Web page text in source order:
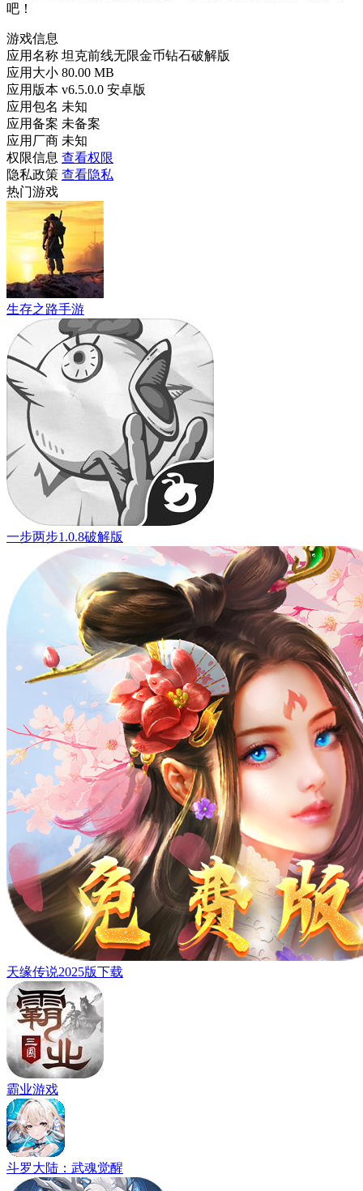
吧！
游戏信息
应用名称 坦克前线无限金币钻石破解版
应用大小 80.00 MB
应用版本 v6.5.0.0 安卓版
应用包名 未知
应用备案 未备案
应用厂商 未知
权限信息 查看权限
隐私政策 查看隐私
热门游戏
生存之路手游
一步两步1.0.8破解版
天缘传说2025版下载
霸业游戏
斗罗大陆：武魂觉醒